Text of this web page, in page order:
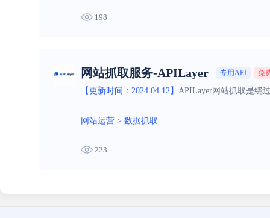
198
网站抓取服务-APILayer 专用API 免
【更新时间：2024.04.12】 APILayer网站抓取是绕
网站运营 > 数据抓取
223